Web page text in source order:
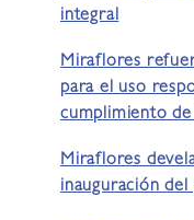
integral
Miraflores
para el uso
cumplimiento
Miraflores
inauguración del